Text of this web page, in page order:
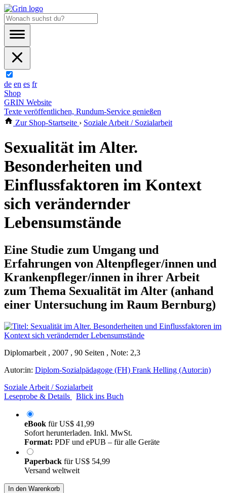
de en es fr
Shop
GRIN Website
Texte veröffentlichen, Rundum-Service genießen
Zur Shop-Startseite › Soziale Arbeit / Sozialarbeit
Sexualität im Alter.
Besonderheiten und
Einflussfaktoren im Kontext
sich verändernder
Lebensumstände
Eine Studie zum Umgang und
Erfahrungen von Altenpfleger/innen und
Krankenpfleger/innen in ihrer Arbeit
zum Thema Sexualität im Alter (anhand
einer Untersuchung im Raum Bernburg)
Diplomarbeit , 2007 , 90 Seiten , Note: 2,3
Autor:in: Diplom-Sozialpädagoge (FH) Frank Helling (Autor:in)
Soziale Arbeit / Sozialarbeit
Leseprobe & Details
Blick ins Buch
eBook fürUS$ 41,99
Sofort herunterladen. Inkl. MwSt.
Format: PDF und ePUB – für alle Geräte
Paperback fürUS$ 54,99
Versand weltweit
In den Warenkorb